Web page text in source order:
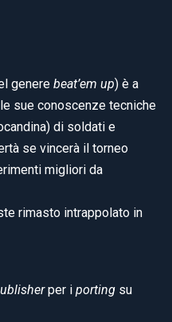
genere beat’em up) è a
sue conoscenze tecniche
di soldati e
se vincerà il torneo
migliori da
rimasto intrappolato in
per i porting su